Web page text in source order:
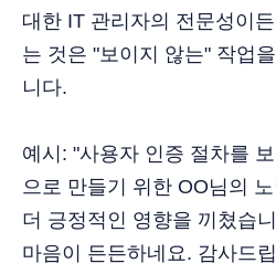
대한 IT 관리자의 전문성이
는 것은 "보이지 않는" 작업
니다.
예시: "사용자 인증 절차를
으로 만들기 위한 OO님의
더 긍정적인 영향을 끼쳤습
마음이 든든하네요. 감사드